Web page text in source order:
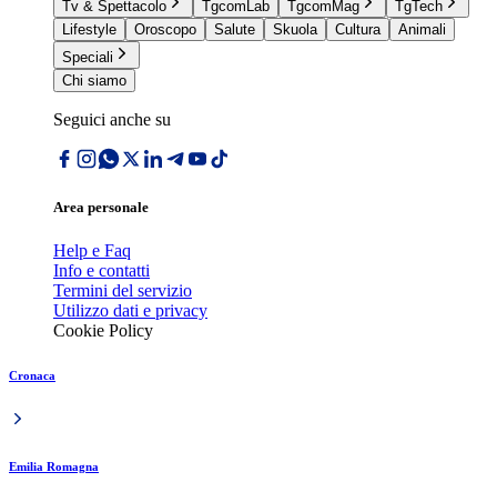
Tv & Spettacolo
TgcomLab TgcomMag
TgTech
Lifestyle
Oroscopo Salute Skuola Cultura
Animali
Speciali
Chi siamo
Seguici anche su
Area personale
Help e Faq
Info e contatti
Termini del servizio
Utilizzo dati e privacy
Cookie Policy
Cronaca
Emilia Romagna